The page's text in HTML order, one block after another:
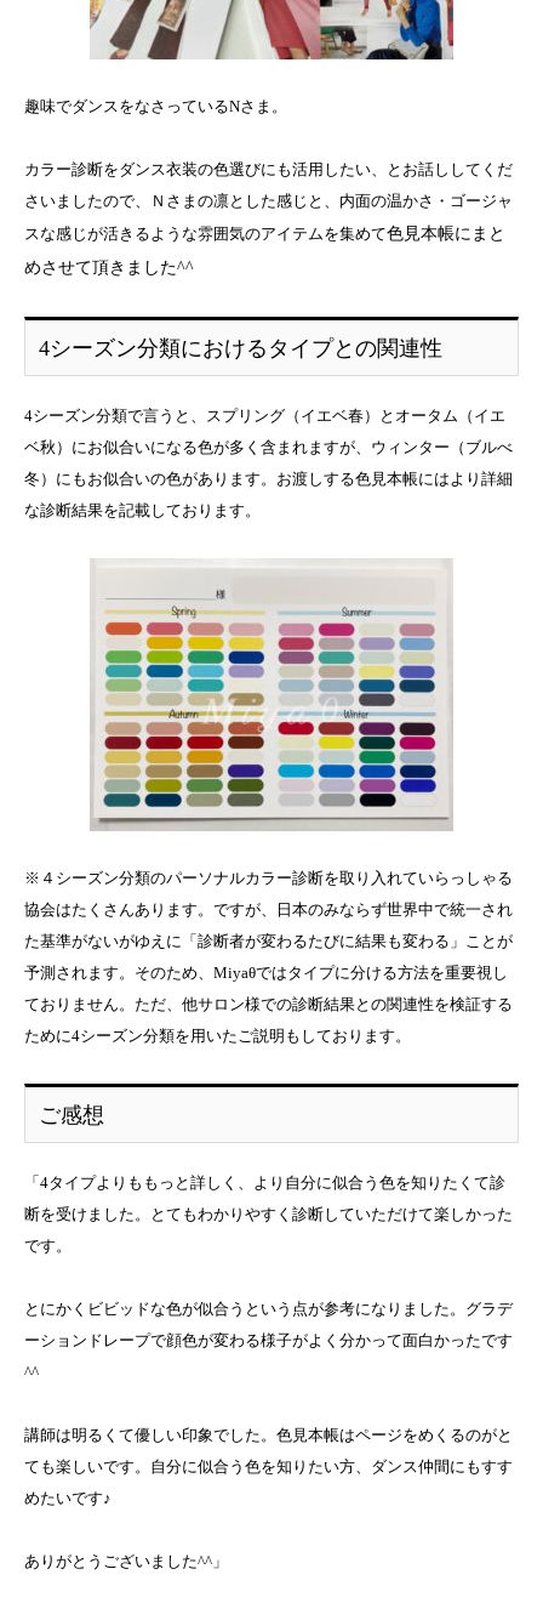
趣味でダンスをなさっているNさま。
カラー診断をダンス衣装の色選びにも活用したい、とお話ししてくだ
さいましたので、Ｎさまの凛とした感じと、内面の温かさ・ゴージャ
スな感じが活きるような雰囲気のアイテムを集めて色見本帳にまと
めさせて頂きました^^
4シーズン分類におけるタイプとの関連性
4シーズン分類で言うと、スプリング（イエベ春）とオータム（イエ
ベ秋）にお似合いになる色が多く含まれますが、ウィンター（ブルべ
冬）にもお似合いの色があります。お渡しする色見本帳にはより詳細
な診断結果を記載しております。
※４シーズン分類のパーソナルカラー診断を取り入れていらっしゃる
協会はたくさんあります。ですが、日本のみならず世界中で統一され
た基準がないがゆえに「診断者が変わるたびに結果も変わる」ことが
予測されます。そのため、Miyaθではタイプに分ける方法を重要視し
ておりません。ただ、他サロン様での診断結果との関連性を検証する
ために4シーズン分類を用いたご説明もしております。
ご感想
「4タイプよりももっと詳しく、より自分に似合う色を知りたくて診
断を受けました。とてもわかりやすく診断していただけて楽しかった
です。
とにかくビビッドな色が似合うという点が参考になりました。グラデ
ーションドレープで顔色が変わる様子がよく分かって面白かったです
^^
講師は明るくて優しい印象でした。色見本帳はページをめくるのがと
ても楽しいです。自分に似合う色を知りたい方、ダンス仲間にもすす
めたいです♪
ありがとうございました^^」